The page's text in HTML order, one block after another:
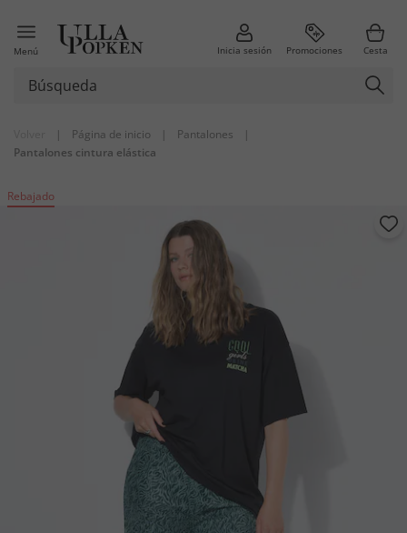
Menú Inicia sesión Promociones Cesta
| Página de inicio | Pantalones
|
Pantalones cintura elástica
Rebajado